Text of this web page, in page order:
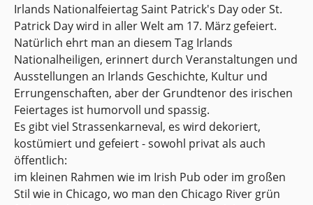
Irlands Nationalfeiertag Saint Patrick's Day oder St.
Patrick Day wird in aller Welt am 17. März gefeiert.
Natürlich ehrt man an diesem Tag Irlands
Nationalheiligen, erinnert durch Veranstaltungen und
Ausstellungen an Irlands Geschichte, Kultur und
Errungenschaften, aber der Grundtenor des irischen
Feiertages ist humorvoll und spassig.
Es gibt viel Strassenkarneval, es wird dekoriert,
kostümiert und gefeiert - sowohl privat als auch
öffentlich:
im kleinen Rahmen wie im Irish Pub oder im großen
Stil wie in Chicago, wo man den Chicago River grün